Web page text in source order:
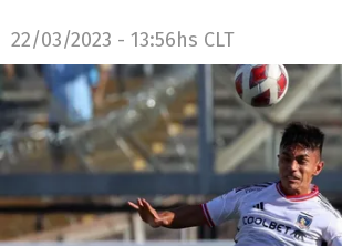
22/03/2023 - 13:56hs CLT